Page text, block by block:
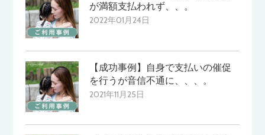
が満額支払われず、、。
2022年01月24日
【成功事例】自身で支払いの催促
を行うが音信不通に、、、。
2021年11月25日